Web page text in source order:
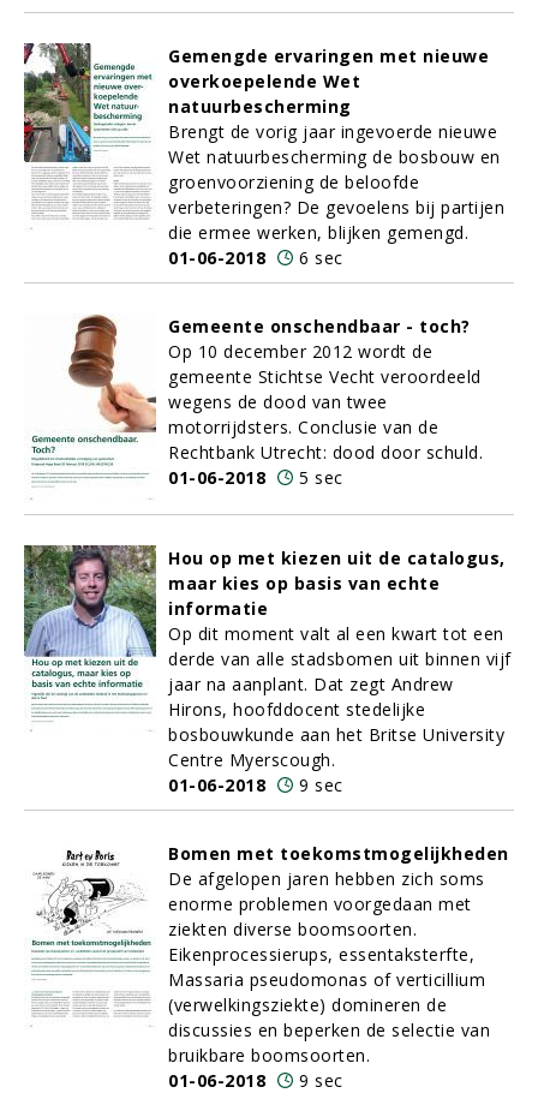
Gemengde ervaringen met nieuwe
overkoepelende Wet
natuurbescherming
Brengt de vorig jaar ingevoerde nieuwe
Wet natuurbescherming de bosbouw en
groenvoorziening de beloofde
verbeteringen? De gevoelens bij partijen
die ermee werken, blijken gemengd.
01-06-2018
6 sec
Gemeente onschendbaar - toch?
Op 10 december 2012 wordt de
gemeente Stichtse Vecht veroordeeld
wegens de dood van twee
motorrijdsters. Conclusie van de
Rechtbank Utrecht: dood door schuld.
01-06-2018
5 sec
Hou op met kiezen uit de catalogus,
maar kies op basis van echte
informatie
Op dit moment valt al een kwart tot een
derde van alle stadsbomen uit binnen vijf
jaar na aanplant. Dat zegt Andrew
Hirons, hoofddocent stedelijke
bosbouwkunde aan het Britse University
Centre Myerscough.
01-06-2018
9 sec
Bomen met toekomstmogelijkheden
De afgelopen jaren hebben zich soms
enorme problemen voorgedaan met
ziekten diverse boomsoorten.
Eikenprocessierups, essentaksterfte,
Massaria pseudomonas of verticillium
(verwelkingsziekte) domineren de
discussies en beperken de selectie van
bruikbare boomsoorten.
01-06-2018
9 sec